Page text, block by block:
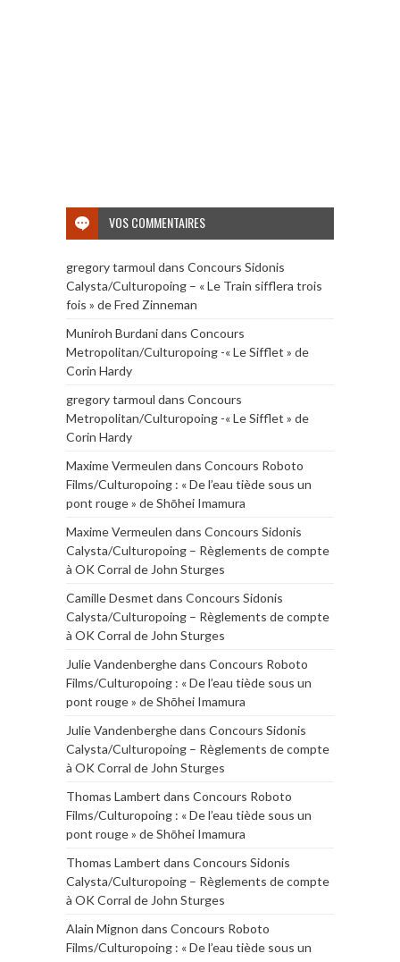
VOS COMMENTAIRES
gregory tarmoul dans Concours Sidonis
Calysta/Culturopoing – « Le Train sifflera trois
fois » de Fred Zinneman
Muniroh Burdanidans Concours
Metropolitan/Culturopoing -« Le Sifflet » de
Corin Hardy
gregory tarmoul dans Concours
Metropolitan/Culturopoing -« Le Sifflet » de
Corin Hardy
Maxime Vermeulen dans Concours Roboto
Films/Culturopoing : « De l’eau tiède sous un
pont rouge » de Shōhei Imamura
Maxime Vermeulen dans Concours Sidonis
Calysta/Culturopoing – Règlements de compte
à OK Corral de John Sturges
Camille Desmet dans Concours Sidonis
Calysta/Culturopoing – Règlements de compte
à OK Corral de John Sturges
Julie Vandenberghedans Concours Roboto
Films/Culturopoing : « De l’eau tiède sous un
pont rouge » de Shōhei Imamura
Julie Vandenberghedans Concours Sidonis
Calysta/Culturopoing – Règlements de compte
à OK Corral de John Sturges
Thomas Lambert dans Concours Roboto
Films/Culturopoing : « De l’eau tiède sous un
pont rouge » de Shōhei Imamura
Thomas Lambert dans Concours Sidonis
Calysta/Culturopoing – Règlements de compte
à OK Corral de John Sturges
Alain Mignon dans Concours Roboto
Films/Culturopoing : « De l’eau tiède sous un